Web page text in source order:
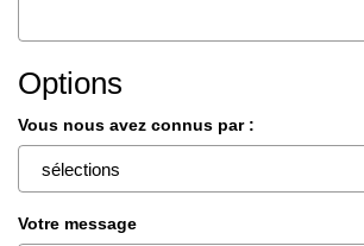
Options
Vous nous avez connus par :
Votre message